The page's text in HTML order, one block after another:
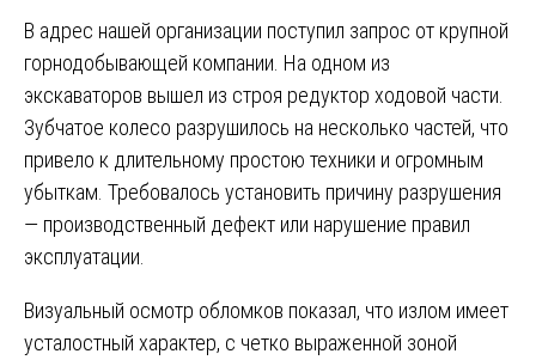
В адрес нашей организации поступил запрос от крупной
горнодобывающей компании. На одном из
экскаваторов вышел из строя редуктор ходовой части.
Зубчатое колесо разрушилось на несколько частей, что
привело к длительному простою техники и огромным
убыткам. Требовалось установить причину разрушения
— производственный дефект или нарушение правил
эксплуатации.
Визуальный осмотр обломков показал, что излом имеет
усталостный характер, с четко выраженной зоной